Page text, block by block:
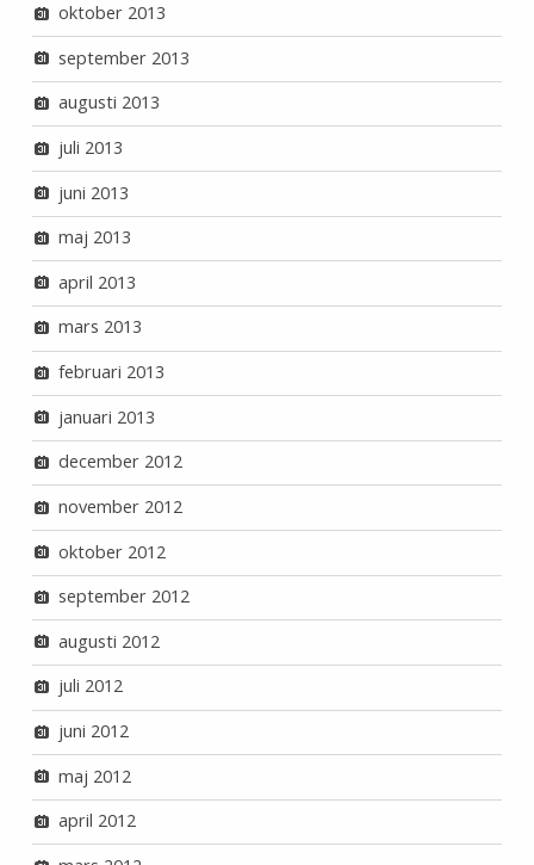
oktober 2013
september 2013
augusti 2013
juli 2013
juni 2013
maj 2013
april 2013
mars 2013
februari 2013
januari 2013
december 2012
november 2012
oktober 2012
september 2012
augusti 2012
juli 2012
juni 2012
maj 2012
april 2012